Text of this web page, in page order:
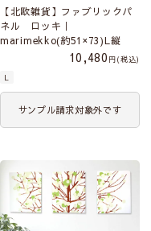
【北欧雑貨】ファブリックパ
ネル ロッキ｜
marimekko(約51×73)L縦
10,480
税込
L
サンプル請求対象外です